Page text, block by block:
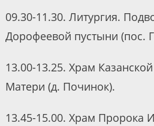
09.30-11.30. Литургия.
Дорофеевой пустыни (пос.
13.00-13.25. Храм
Матери (д. Починок).
13.45-15.00. Храм Пророка